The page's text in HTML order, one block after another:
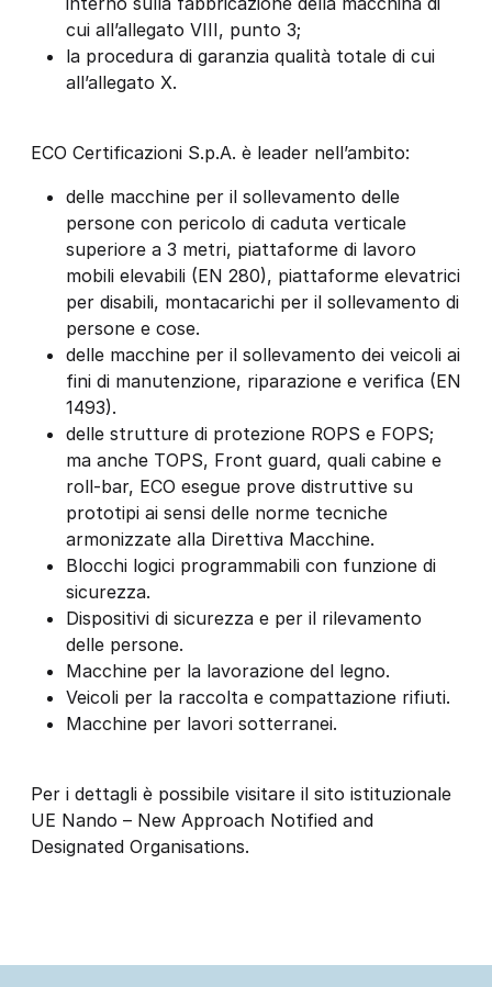
cui all’allegato VIII, punto 3;
la procedura di garanzia qualità totale di cui
all’allegato X.
ECO Certificazioni S.p.A. è leader nell’ambito:
delle macchine per il sollevamento delle
persone con pericolo di caduta verticale
superiore a 3 metri, piattaforme di lavoro
mobili elevabili (EN 280), piattaforme elevatrici
per disabili, montacarichi per il sollevamento di
persone e cose.
delle macchine per il sollevamento dei veicoli ai
fini di manutenzione, riparazione e verifica (EN
1493).
delle strutture di protezione ROPS e FOPS;
ma anche TOPS, Front guard, quali cabine e
roll-bar, ECO esegue prove distruttive su
prototipi ai sensi delle norme tecniche
armonizzate alla Direttiva Macchine.
Blocchi logici programmabili con funzione di
sicurezza.
Dispositivi di sicurezza e per il rilevamento
delle persone.
Macchine per la lavorazione del legno.
Veicoli per la raccolta e compattazione rifiuti.
Macchine per lavori sotterranei.
Per i dettagli è possibile visitare il sito istituzionale
UE Nando – New Approach Notified and
Designated Organisations.